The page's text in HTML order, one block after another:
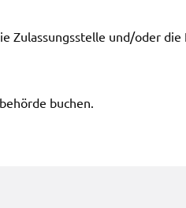
Zulas­sungs­stel­le und/oder
buchen.